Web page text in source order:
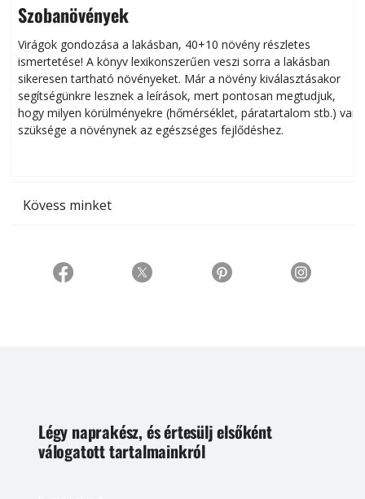
Szobanövények
Virágok gondozása a lakásban, 40+10 növény részletes
ismertetése! A könyv lexikonszerűen veszi sorra a lakásban
sikeresen tart­ha­tó növényeket. Már a növény kiválasztásakor
segítségünkre lesznek a leírások, mert pontosan megtudjuk,
hogy milyen körülményekre (hőmérséklet, páratartalom stb.) van
szüksége a növénynek az egészséges fejlődéshez.
Kövess minket
Légy naprakész, és értesülj elsőként
válogatott tartalmainkról